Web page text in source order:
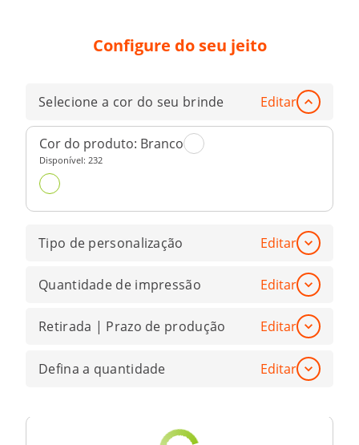
Configure do seu jeito
Selecione a cor do seu brinde Editar
Cor do produto: Branco
Disponível: 232
Tipo de personalização Editar
Quantidade de impressão Editar
Retirada | Prazo de produção Editar
Defina a quantidade Editar